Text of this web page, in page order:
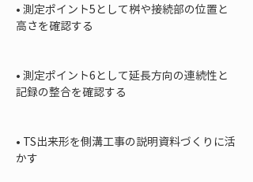
• 測定ポイント5として桝や接続部の位置と
高さを確認する
• 測定ポイント6として延長方向の連続性と
記録の整合を確認する
• TS出来形を側溝工事の説明資料づくりに活
かす